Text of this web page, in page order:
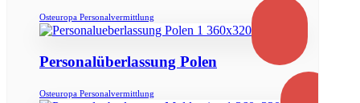
Osteuropa Personalvermittlung
Personalüberlassung Polen
Osteuropa Personalvermittlung